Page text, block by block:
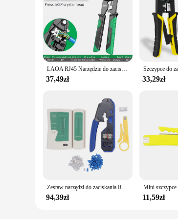
LAOA RJ45 Narzędzie do zaciskania Sieć Ethernet LAN Zaciskarka do kabli Szczypce do zdejmowania izolacji dla 6P 8P Szczypce do zaciskania z łbem kryształowym
37,49zł 33,29zł
Zestaw narzędzi do zaciskania RJ45 Zaciskarka do końcówek przewodów Narzędzie do zaciskania złączy prostych Cat5 Cat6 Zestaw narzędzi do zaciskania
94,39zł 11,59zł